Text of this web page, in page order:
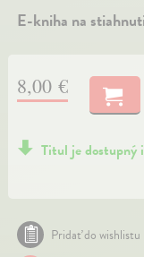
E-kniha na
8,00 €
Titul je dostupný
Pridať do wishlistu